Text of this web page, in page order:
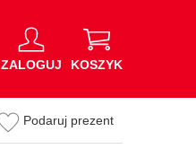
ZALOGUJ KOSZYK
Podaruj prezent